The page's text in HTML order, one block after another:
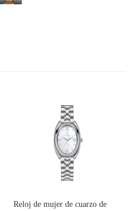
Reloj de mujer de cuarzo de